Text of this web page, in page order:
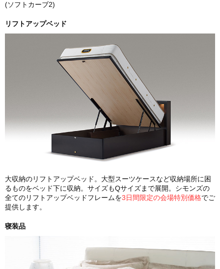
(ソフトカーブ2)
リフトアップベッド
大収納のリフトアップベッド。大型スーツケースなど収納場所に困
るものをベッド下に収納。サイズもQサイズまで展開。シモンズの
全てのリフトアップベッドフレームを3日間限定の会場特別価格でご
提供します。
寝装品